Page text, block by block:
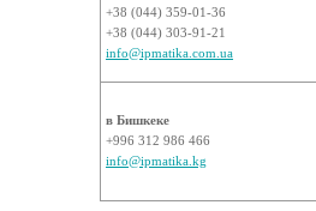
+38 (044) 359-01-36
+38 (044) 303-91-21
info@ipmatika.com.ua
в Бишкеке
+996 312 986 466
info@ipmatika.kg